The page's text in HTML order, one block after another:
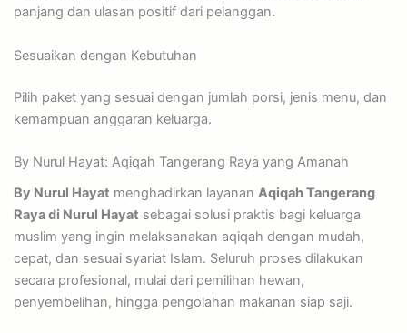
panjang dan ulasan positif dari pelanggan.
Sesuaikan dengan Kebutuhan
Pilih paket yang sesuai dengan jumlah porsi, jenis menu, dan
kemampuan anggaran keluarga.
By Nurul Hayat: Aqiqah Tangerang Raya yang Amanah
By Nurul Hayat menghadirkan layanan Aqiqah Tangerang
Raya di Nurul Hayat sebagai solusi praktis bagi keluarga
muslim yang ingin melaksanakan aqiqah dengan mudah,
cepat, dan sesuai syariat Islam. Seluruh proses dilakukan
secara profesional, mulai dari pemilihan hewan,
penyembelihan, hingga pengolahan makanan siap saji.